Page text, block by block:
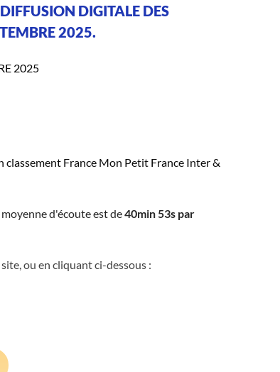
DIGITALE DES
2025.
2025
classement France Mon Petit France Inter &
moyenne d'écoute est de40min 53s par
ou en cliquant ci-dessous :